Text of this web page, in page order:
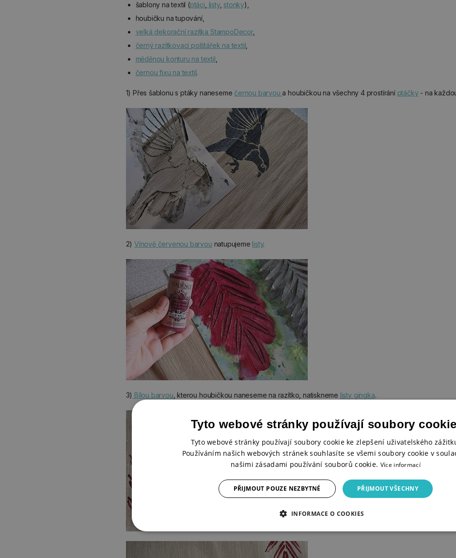
šablony na textil (ptáci listy, stonky),
houbičku na tupování,
velká dekorační razítka StampoDecor,
černý razítkovací polštářek na textil
měděnou konturu na textil
černou fixu na textil.
1) Přes šablonu s ptáky naneseme černou barvou a houbičkou na všechny 4 prostírání ptáčky- na
2) Vínově červenou barvou natupujeme listy.
3) Bílou barvou , kterou houbičkou naneseme na razítko, natiskneme listy gingka.
Tyto webové stránky používají soubory
Tyto webové stránky používají soubory cookie ke zlepšení uživatelského
Používáním našich webových stránek souhlasíte se všemi soubory cookie v
našimi zásadami používání souborů cookie. Více informací
PŘIJMOUT VŠECHNY
PŘIJMOUT POUZE NEZBYTNÉ
INFORMACE O COOKIES